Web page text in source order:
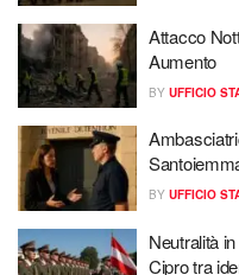
Attacco
Aumento
BY UFFICIO
BY UFFICIO
Neutralità
Cipro tra